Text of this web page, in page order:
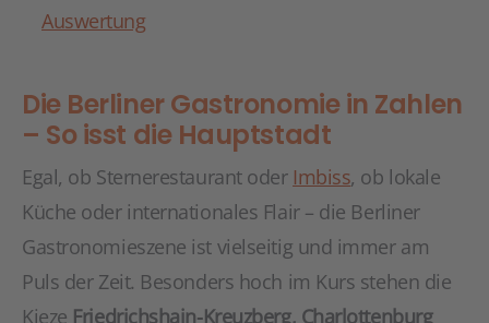
Auswertung
Die Berliner Gastronomie in Zahlen
– So isst die Hauptstadt
Egal, ob Sternerestaurant oder Imbiss, ob lokale
Küche oder internationales Flair – die Berliner
Gastronomieszene ist vielseitig und immer am
Puls der Zeit. Besonders hoch im Kurs stehen die
Kieze Friedrichshain-Kreuzberg, Charlottenburg